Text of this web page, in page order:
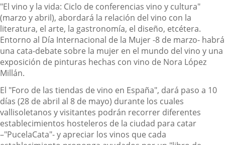
"El vino y la vida: Ciclo de conferencias vino y cultura"
(marzo y abril), abordará la relación del vino con la
literatura, el arte, la gastronomía, el diseño, etcétera.
Entorno al Día Internacional de la Mujer -8 de marzo- habrá
una cata-debate sobre la mujer en el mundo del vino y una
exposición de pinturas hechas con vino de Nora López
Millán.
El "Foro de las tiendas de vino en España", dará paso a 10
días (28 de abril al 8 de mayo) durante los cuales
vallisoletanos y visitantes podrán recorrer diferentes
establecimientos hosteleros de la ciudad para catar
–"PucelaCata"- y apreciar los vinos que cada